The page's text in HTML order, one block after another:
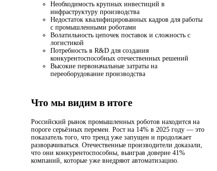
Необходимость крупных инвестиций в
инфраструктуру производства
Недостаток квалифицированных кадров для работы
с промышленными роботами
Волатильность цепочек поставок и сложность с
логистикой
Потребность в R&D для создания
конкурентоспособных отечественных решений
Высокие первоначальные затраты на
переоборудование производства
Что мы видим в итоге
Российский рынок промышленных роботов находится на
пороге серьёзных перемен. Рост на 14% в 2025 году — это
показатель того, что тренд уже запущен и продолжает
разворачиваться. Отечественные производители доказали,
что они конкурентоспособны, выиграв доверие 41%
компаний, которые уже внедряют автоматизацию.